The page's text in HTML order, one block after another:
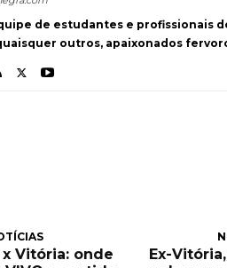
de estudantes e profissionais
outros, apaixonados
Vitória: onde
Ex-